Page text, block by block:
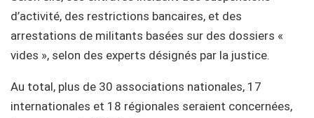
d’activité, des restrictions bancaires, et des
arrestations de militants basées sur des dossiers «
vides », selon des experts désignés par la justice.
Au total, plus de 30 associations nationales, 17
internationales et 18 régionales seraient concernées,